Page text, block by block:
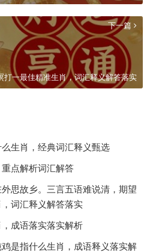
下一篇
打一最佳精准生肖，词汇释义解答落实
生肖，经典词汇释义甄选
点解析词汇解答
思故乡。三言五语难说清，期望
词汇释义解答落实
成语落实落实解析
是指什么生肖，成语释义落实解